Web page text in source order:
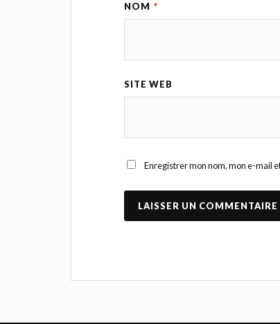
NOM *
SITE WEB
Enregistrer mon nom, mon e-mail